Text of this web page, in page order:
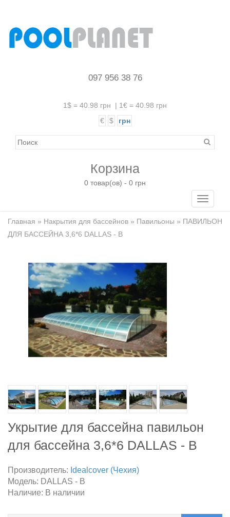
097 956 38 76
1$ = 40.98 грн | 1€ = 40.98 грн
€
$ грн
Корзина
0 товар(ов) - 0 грн
Toggle
Главная » Накрытия для бассейнов » Павильоны » ПАВИЛЬОН
ДЛЯ БАССЕЙНА 3,6*6 DALLAS - B
Укрытие для бассейна павильон
для бассейна 3,6*6 DALLAS - B
Производитель: Idealcover (Чехия)
Модель: DALLAS - B
Наличие: В наличии